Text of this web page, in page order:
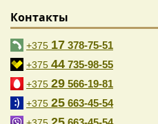
Контакты
+375 17 378-75-51
+375 44 735-98-55
+375 29 566-19-81
+375 25 663-45-54